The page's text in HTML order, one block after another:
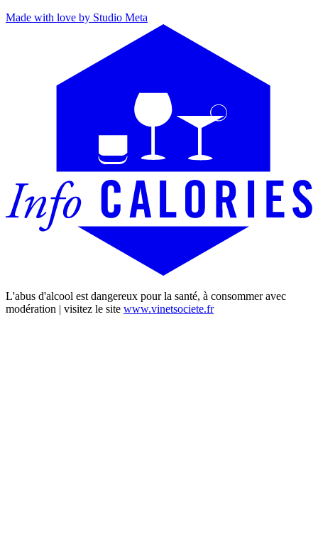
Made with love by Studio Meta
L'abus d'alcool est dangereux pour la santé, à consommer avec
modération | visitez le site www.vinetsociete.fr